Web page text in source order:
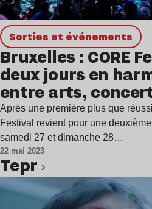
Sorties et événements
Bruxelles : CORE
deux jours en
entre arts,
nature
Après une première plus que
Festival revient pour une
samedi 27 et dimanche 28…
22 mai 2023
Tepr